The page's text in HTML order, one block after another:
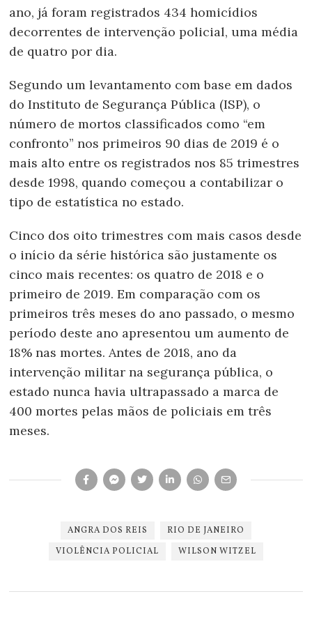
ano, já foram registrados 434 homicídios
decorrentes de intervenção policial, uma média
de quatro por dia.
Segundo um levantamento com base em dados
do Instituto de Segurança Pública (ISP), o
número de mortos classificados como “em
confronto” nos primeiros 90 dias de 2019 é o
mais alto entre os registrados nos 85 trimestres
desde 1998, quando começou a contabilizar o
tipo de estatística no estado.
Cinco dos oito trimestres com mais casos desde
o início da série histórica são justamente os
cinco mais recentes: os quatro de 2018 e o
primeiro de 2019. Em comparação com os
primeiros três meses do ano passado, o mesmo
período deste ano apresentou um aumento de
18% nas mortes. Antes de 2018, ano da
intervenção militar na segurança pública, o
estado nunca havia ultrapassado a marca de
400 mortes pelas mãos de policiais em três
meses.
ANGRA DOS REIS
RIO DE JANEIRO
VIOLÊNCIA POLICIAL
WILSON WITZEL